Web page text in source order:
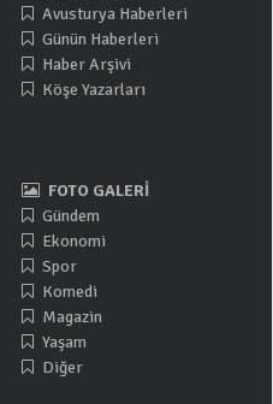
Avusturya Haberleri
Günün Haberleri
Haber Arşivi
Köşe Yazarları
FOTO GALERİ
Gündem
Ekonomi
Spor
Komedi
Magazin
Yaşam
Diğer